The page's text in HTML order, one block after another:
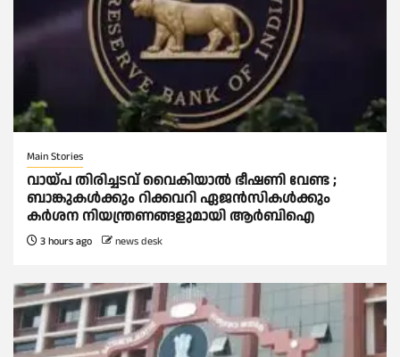
Main Stories
വായ്പ തിരിച്ചടവ് വൈകിയാല്‍ ഭീഷണി വേണ്ട ;
ബാങ്കുകള്‍ക്കും റിക്കവറി ഏജൻസികള്‍ക്കും
കര്‍ശന നിയന്ത്രണങ്ങളുമായി ആര്‍ബിഐ
3 hours ago news desk